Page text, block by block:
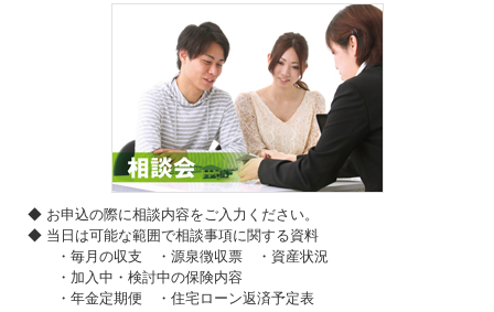
◆ お申込の際に相談内容をご入力ください。
◆ 当日は可能な範囲で相談事項に関する資料
・毎月の収支 ・源泉徴収票 ・資産状況
・加入中・検討中の保険内容
・年金定期便 ・住宅ローン返済予定表